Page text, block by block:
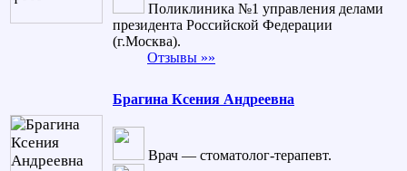
Поликлиника №1 управления делами
президента Российской Федерации
(г.Москва).
Отзывы »»
Брагина Ксения Андреевна
Врач — стоматолог-терапевт.